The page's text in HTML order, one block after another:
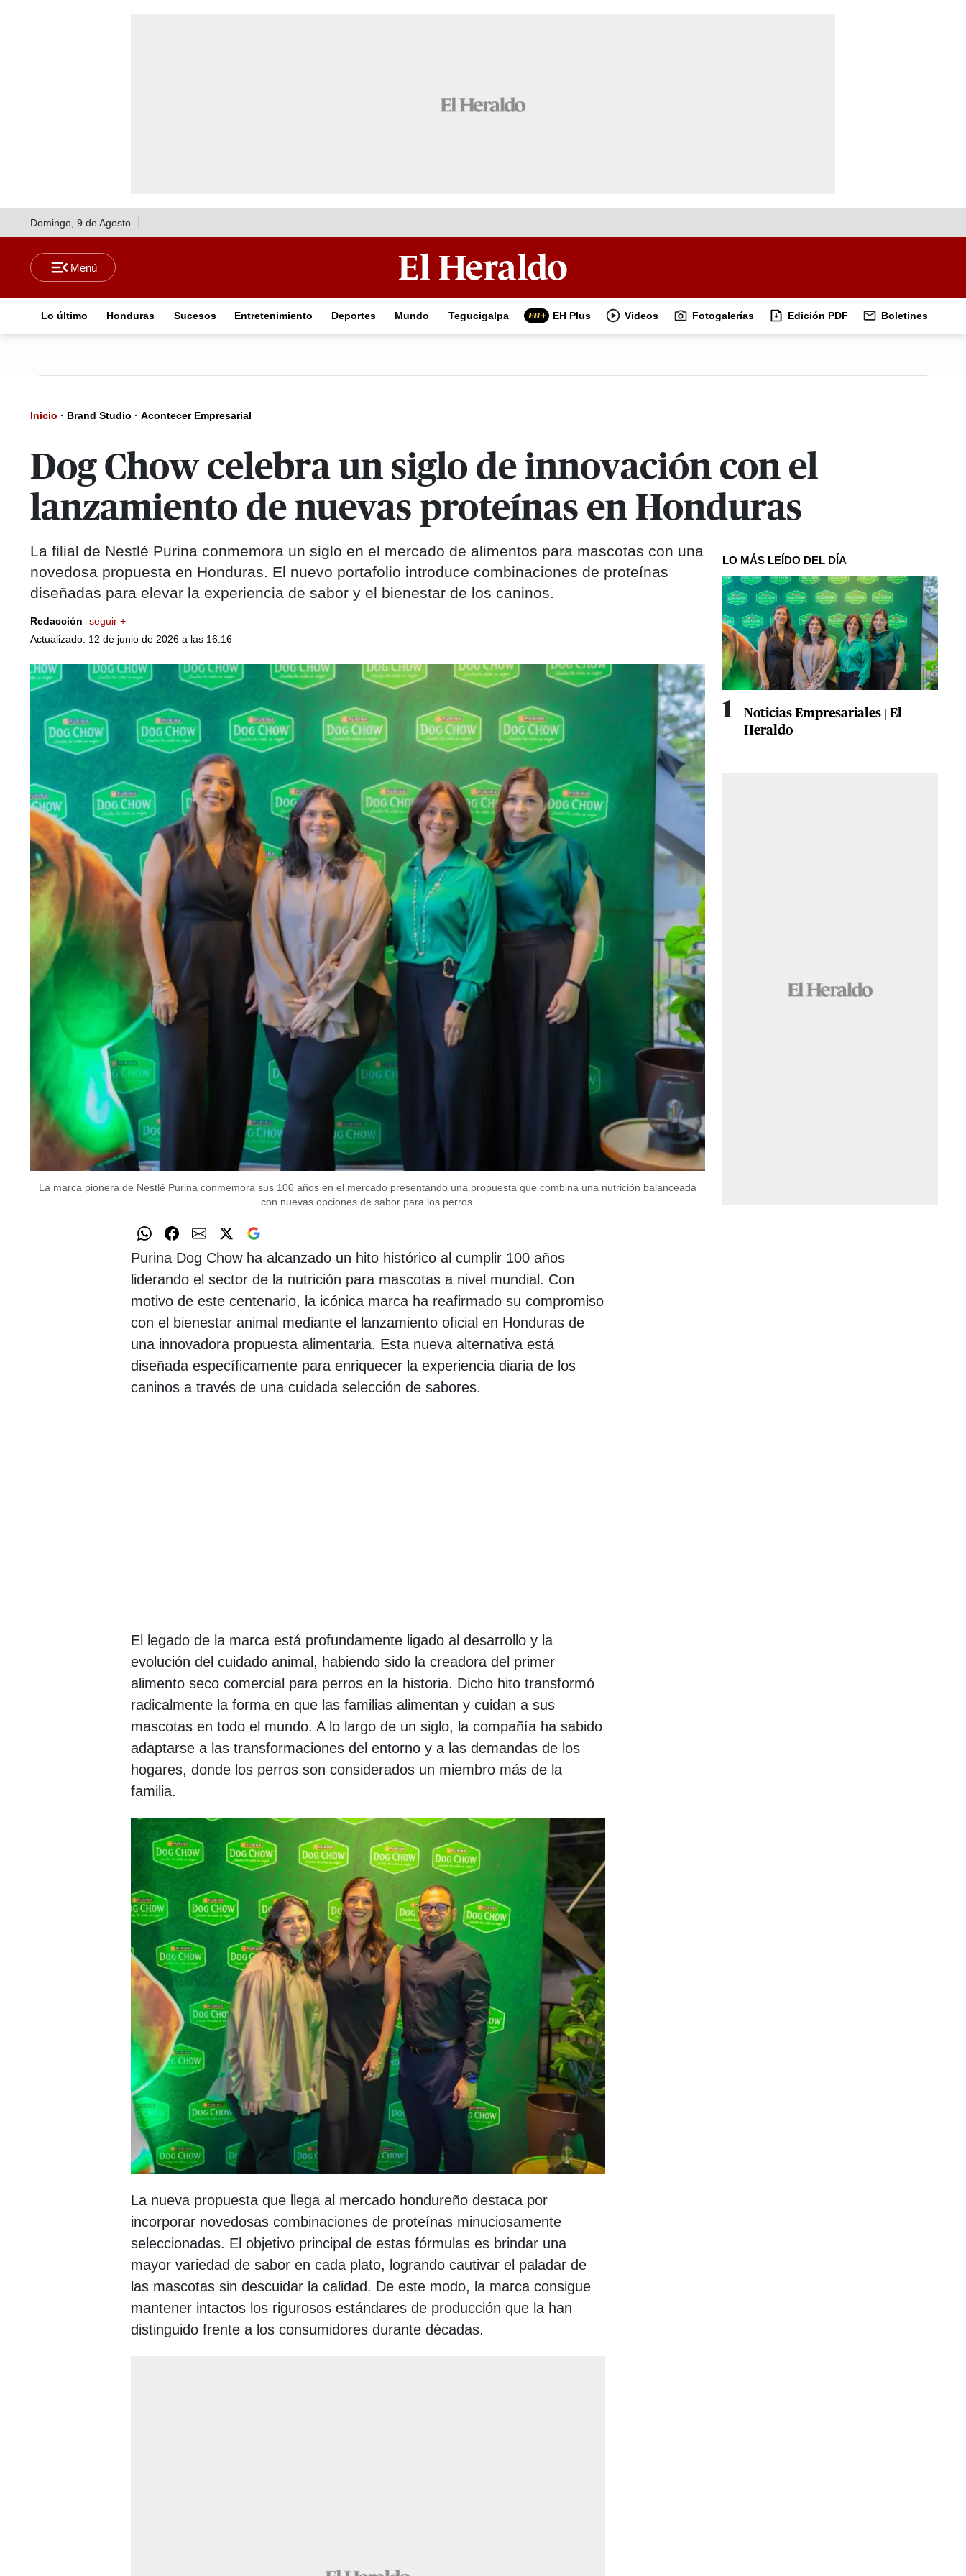
Domingo, 9 de Agosto
Lo último Honduras Sucesos Entretenimiento Deportes Mundo Tegucigalpa EH Plus Videos Fotogalerías Edición PDF Boletines
Inicio · Brand Studio · Acontecer Empresarial
Dog Chow celebra un siglo de innovación con el
lanzamiento de nuevas proteínas en Honduras
La filial de Nestlé Purina conmemora un siglo en el mercado de alimentos para mascotas con una
novedosa propuesta en Honduras. El nuevo portafolio introduce combinaciones de proteínas
diseñadas para elevar la experiencia de sabor y el bienestar de los caninos.
Redacción
seguir +
Actualizado: 12 de junio de 2026 a las 16:16
La marca pionera de Nestlé Purina conmemora sus 100 años en el mercado presentando una propuesta que combina una nutrición balanceada
con nuevas opciones de sabor para los perros.
Purina Dog Chow ha alcanzado un hito histórico al cumplir 100 años
liderando el sector de la nutrición para mascotas a nivel mundial. Con
motivo de este centenario, la icónica marca ha reafirmado su compromiso
con el bienestar animal mediante el lanzamiento oficial en Honduras de
una innovadora propuesta alimentaria. Esta nueva alternativa está
diseñada específicamente para enriquecer la experiencia diaria de los
caninos a través de una cuidada selección de sabores.
El legado de la marca está profundamente ligado al desarrollo y la
evolución del cuidado animal, habiendo sido la creadora del primer
alimento seco comercial para perros en la historia. Dicho hito transformó
radicalmente la forma en que las familias alimentan y cuidan a sus
mascotas en todo el mundo. A lo largo de un siglo, la compañía ha sabido
adaptarse a las transformaciones del entorno y a las demandas de los
hogares, donde los perros son considerados un miembro más de la
familia.
La nueva propuesta que llega al mercado hondureño destaca por
incorporar novedosas combinaciones de proteínas minuciosamente
seleccionadas. El objetivo principal de estas fórmulas es brindar una
mayor variedad de sabor en cada plato, logrando cautivar el paladar de
las mascotas sin descuidar la calidad. De este modo, la marca consigue
mantener intactos los rigurosos estándares de producción que la han
distinguido frente a los consumidores durante décadas.
LO MÁS LEÍDO DEL DÍA
1
Noticias Empresariales | El
Heraldo